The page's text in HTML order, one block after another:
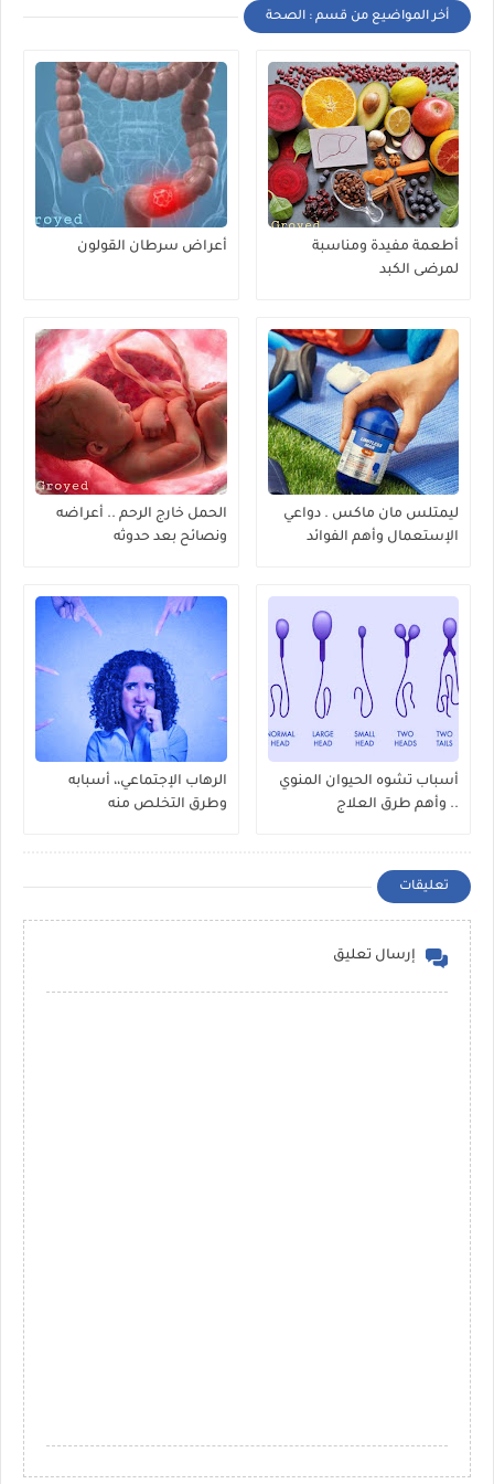
أخر المواضيع من قسم : الصحة
أطعمة مفيدة ومناسبة
لمرضى الكبد
أعراض سرطان القولون
ليمتلس مان ماكس . دواعي
الإستعمال وأهم الفوائد
الحمل خارج الرحم .. أعراضه
ونصائح بعد حدوثه
أسباب تشوه الحيوان المنوي
.. وأهم طرق العلاج
الرهاب الإجتماعي،، أسبابه
وطرق التخلص منه
تعليقات
إرسال تعليق